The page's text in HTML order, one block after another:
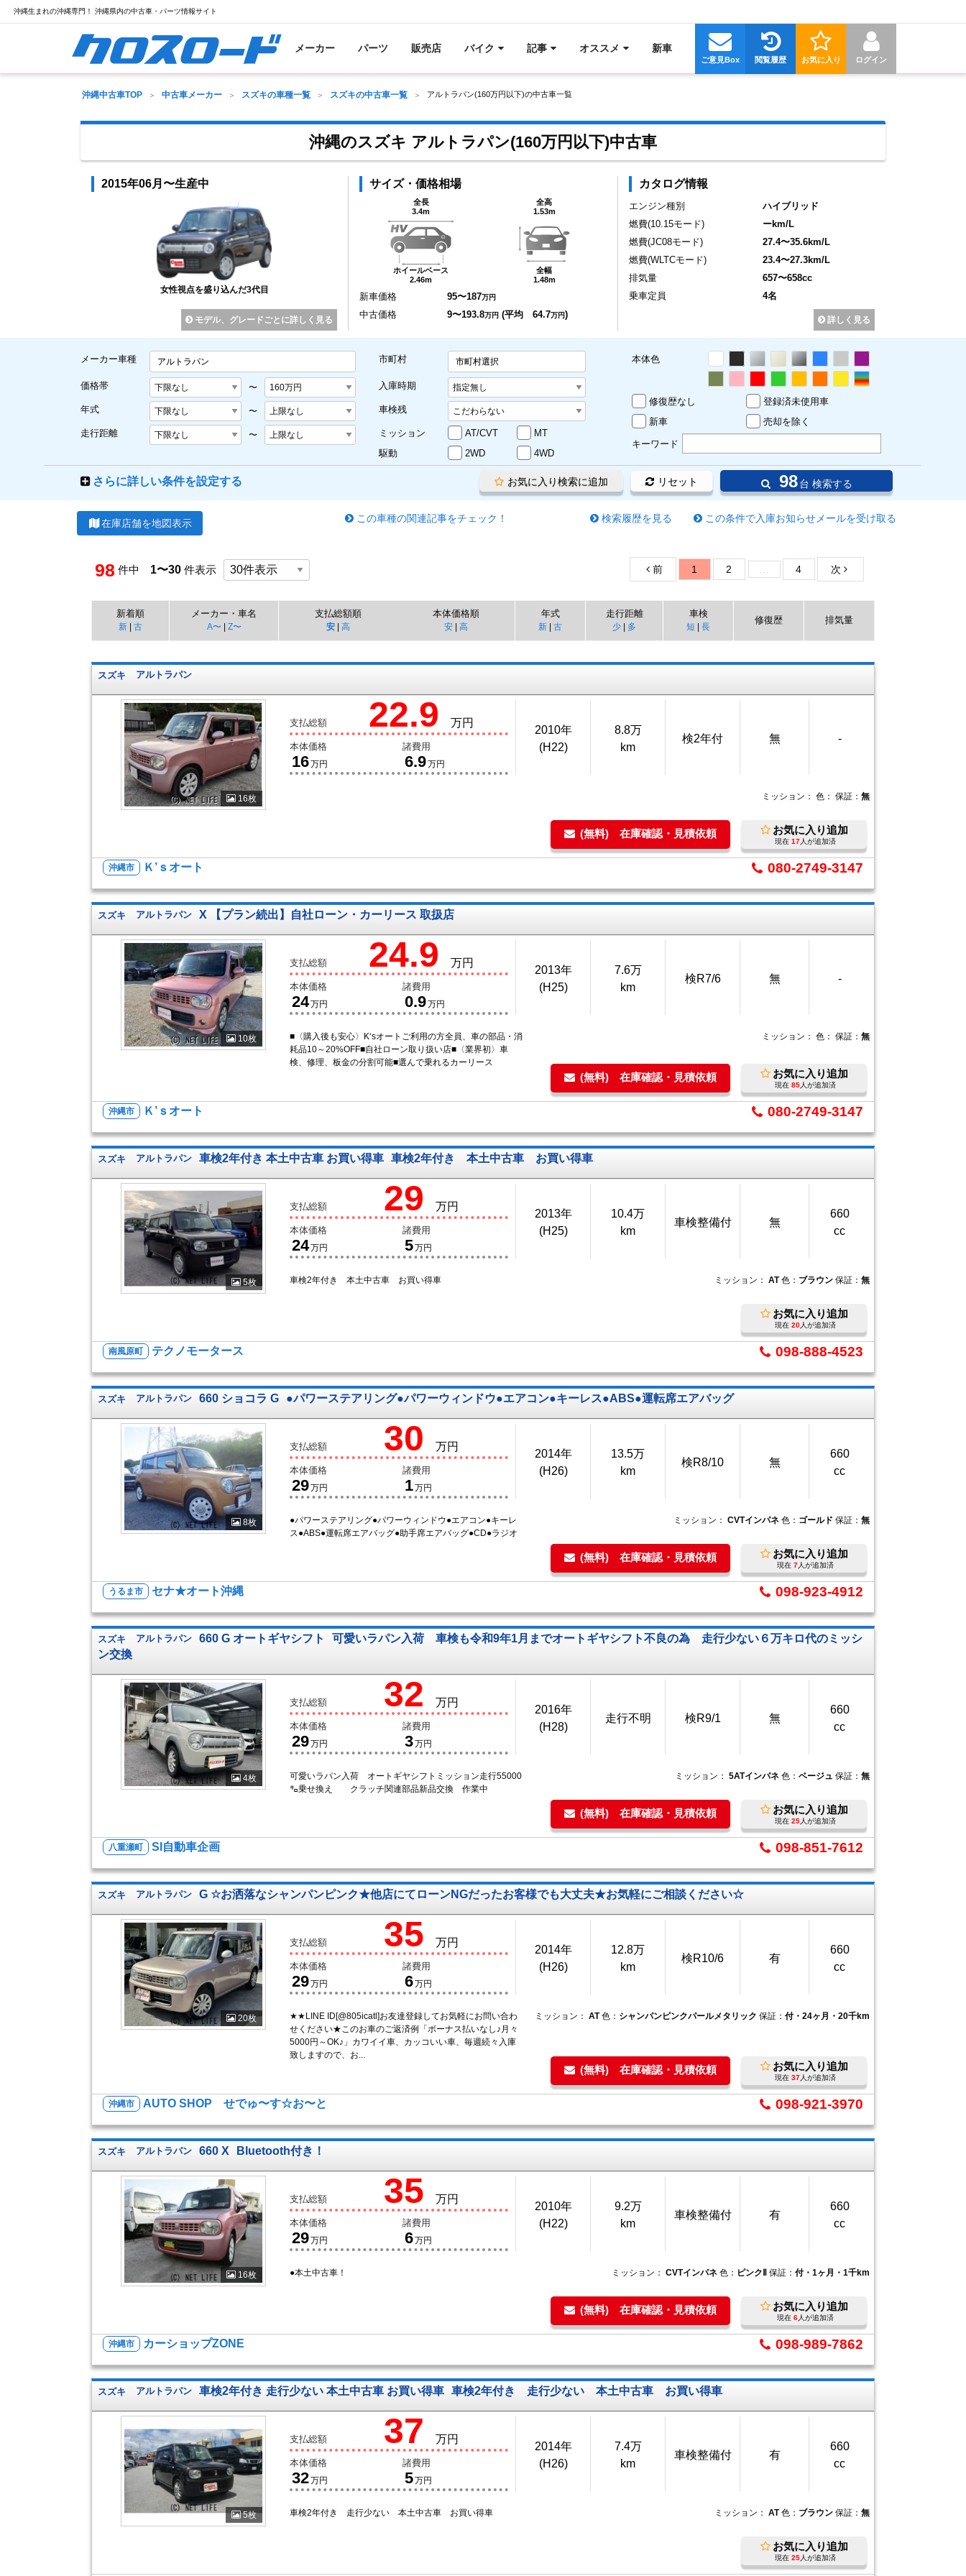
沖縄生まれの沖縄専門！ 沖縄県内の中古車・パーツ情報サイト
メーカー パーツ 販売店 バイク 記事 オススメ 新車
ログイン
お気に入り
閲覧履歴
ご意見Box
沖縄中古車TOP 中古車メーカー スズキの車種一覧 スズキの中古車一覧 アルトラパン(160万円以下)の中古車一覧
沖縄のスズキ アルトラパン(160万円以下)中古車
2015年06月〜生産中
女性視点を盛り込んだ3代目
モデル、グレードごとに詳しく見る
サイズ・価格相場
全長
3.4m
ホイールベース
2.46m
全高
1.53m
全幅
1.48m
新車価格 95〜187万円
中古価格 9〜193.8万円 (平均 64.7万円)
カタログ情報
エンジン種別
ハイブリッド
燃費(10.15モード)
ーkm/L
燃費(JC08モード)
27.4〜35.6km/L
燃費(WLTCモード)
23.4〜27.3km/L
排気量
657〜658cc
乗車定員
4名
詳しく見る
メーカー車種 アルトラパン
価格帯 〜
年式 〜
走行距離 〜
市町村 市町村選択
入庫時期
車検残
ミッション AT/CVT
MT
駆動
2WD 4WD
本体色
修復歴なし
登録済未使用車
新車
売却を除く
キーワード
さらに詳しい条件を設定する 98 台 検索する
リセット
お気に入り検索に追加
在庫店舗を地図表示 この条件で入庫お知らせメールを受け取る
検索履歴を見る
この車種の関連記事をチェック！
98 件中 1〜30 件表示 前 1 2 4 次
新着順
新 | 古
メーカー・車名
A〜| Z〜
支払総額順
安| 高
本体価格順
安| 高
年式
新 | 古
走行距離
少 | 多
車検
短 | 長
修復歴 排気量
スズキ アルトラパン
16枚
支払総額 22.9 万円
本体価格
16万円
諸費用
6.9万円
2010年
(H22)
8.8万
km
検2年付 無 -
ミッション： 色： 保証： 無
(無料) 在庫確認・見積依頼 お気に入り追加
現在 17人が追加済
沖縄市 Ｋ’ｓオート 080-2749-3147
スズキ アルトラパン X 【プラン続出】自社ローン・カーリース 取扱店
10枚
支払総額 24.9 万円
本体価格
24万円
諸費用
0.9万円
2013年
(H25)
7.6万
km
検R7/6 無 -
■〈購入後も安心〉K‘sオートご利用の方全員、車の部品・消
耗品10～20%OFF■自社ローン取り扱い店■〈業界初〉車
検、修理、板金の分割可能■選んで乗れるカーリース
ミッション： 色： 保証： 無
(無料) 在庫確認・見積依頼 お気に入り追加
現在 85人が追加済
沖縄市 Ｋ’ｓオート 080-2749-3147
スズキ アルトラパン 車検2年付き 本土中古車 お買い得車 車検2年付き 本土中古車 お買い得車
5枚
支払総額 29 万円
本体価格
24万円
諸費用
5万円
2013年
(H25)
10.4万
km
車検整備付 無
660
cc
車検2年付き 本土中古車 お買い得車 ミッション： AT 色： ブラウン 保証： 無
お気に入り追加
現在 20人が追加済
南風原町 テクノモータース 098-888-4523
スズキ アルトラパン 660 ショコラ G ●パワーステアリング●パワーウィンドウ●エアコン●キーレス●ABS●運転席エアバッグ
8枚
支払総額 30 万円
本体価格
29万円
諸費用
1万円
2014年
(H26)
13.5万
km
検R8/10 無
660
cc
●パワーステアリング●パワーウィンドウ●エアコン●キーレ
ス●ABS●運転席エアバッグ●助手席エアバッグ●CD●ラジオ
ミッション： CVTインパネ 色： ゴールド 保証： 無
(無料) 在庫確認・見積依頼 お気に入り追加
現在 7人が追加済
うるま市 セナ★オート沖縄 098-923-4912
スズキ アルトラパン 660 G オートギヤシフト
可愛いラパン入荷 車検も令和9年1月までオートギヤシフト不良の為 走行少ない６万キロ代のミッシ
ン交換
4枚
支払総額 32 万円
本体価格
29万円
諸費用
3万円
2016年
(H28)
走行不明 検R9/1 無
660
cc
可愛いラパン入荷 オートギヤシフトミッション走行55000
㌔乗せ換え クラッチ関連部品新品交換 作業中
ミッション： 5ATインパネ 色： ベージュ 保証： 無
(無料) 在庫確認・見積依頼 お気に入り追加
現在 25人が追加済
八重瀬町 SI自動車企画 098-851-7612
スズキ アルトラパン G ☆お洒落なシャンパンピンク★他店にてローンNGだったお客様でも大丈夫★お気軽にご相談ください☆
20枚
支払総額 35 万円
本体価格
29万円
諸費用
6万円
2014年
(H26)
12.8万
km
検R10/6 有
660
cc
★★LINE ID[@805icatl]お友達登録してお気軽にお問い合わ
せください★このお車のご返済例「ボーナス払いなし♪月々
5000円～OK♪」カワイイ車、カッコいい車、毎週続々入庫
致しますので、お...
ミッション： AT 色： シャンパンピンクパールメタリック 保証： 付・24ヶ月・20千km
(無料) 在庫確認・見積依頼 お気に入り追加
現在 37人が追加済
沖縄市 AUTO SHOP せでゅ〜す☆お〜と 098-921-3970
スズキ アルトラパン 660 X Bluetooth付き！
16枚
支払総額 35 万円
本体価格
29万円
諸費用
6万円
2010年
(H22)
9.2万
km
車検整備付 有
660
cc
●本土中古車！ ミッション： CVTインパネ 色： ピンクⅡ 保証： 付・1ヶ月・1千km
(無料) 在庫確認・見積依頼 お気に入り追加
現在 6人が追加済
沖縄市 カーショップZONE 098-989-7862
スズキ アルトラパン 車検2年付き 走行少ない 本土中古車 お買い得車 車検2年付き 走行少ない 本土中古車 お買い得車
5枚
支払総額 37 万円
本体価格
32万円
諸費用
5万円
2014年
(H26)
7.4万
km
車検整備付 有
660
cc
車検2年付き 走行少ない 本土中古車 お買い得車 ミッション： AT 色： ブラウン 保証： 無
お気に入り追加
現在 25人が追加済